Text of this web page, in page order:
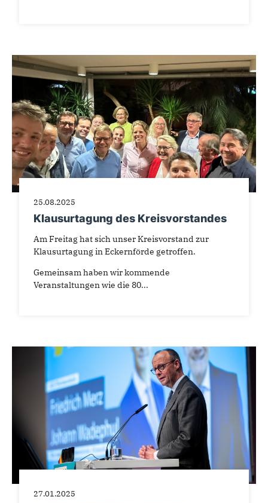
25.08.2025
Klausurtagung des Kreisvorstandes
Am Freitag hat sich unser Kreisvorstand zur
Klausurtagung in Eckernförde getroffen.
Gemeinsam haben wir kommende
Veranstaltungen wie die 80...
27.01.2025